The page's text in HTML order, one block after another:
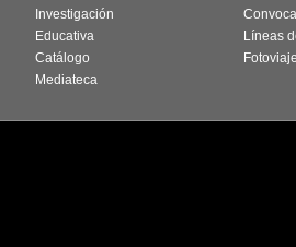
Investigación
Educativa
Catálogo
Mediateca
Líneas